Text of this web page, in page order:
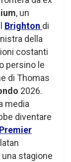
, un
Brighton di
della
costanti
persino le
di Thomas
2026.
media
diventare
Premier
stagione